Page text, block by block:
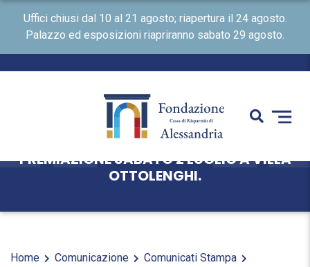
Uffici chiusi dal 10 al 21 agosto; riapertura il 24 agosto.
Palazzo ed esposizioni riapriranno sabato 29 agosto.
PRESENTATA LA XIV EDIZIONE DEL
PREMIO ACQUI AMBIENTE : LA
PREMIAZIONE SABATO 2 LUGLIO A VILLA
OTTOLENGHI.
Home Comunicazione
Comunicati Stampa